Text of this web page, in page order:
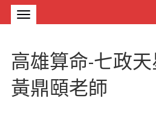
高雄算命-七政
黃鼎頤老師